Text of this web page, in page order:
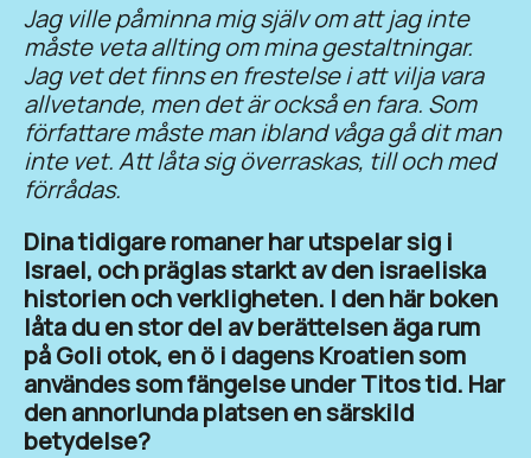
Jag ville påminna mig själv om att jag inte
måste veta allting om mina gestaltningar.
Jag vet det finns en frestelse i att vilja vara
allvetande, men det är också en fara. Som
författare måste man ibland våga gå dit man
inte vet. Att låta sig överraskas, till och med
förrådas.
Dina tidigare romaner har utspelar sig i
Israel, och präglas starkt av den israeliska
historien och verkligheten. I den här boken
låta du en stor del av berättelsen äga rum
på Goli otok, en ö i dagens Kroatien som
användes som fängelse under Titos tid. Har
den annorlunda platsen en särskild
betydelse?